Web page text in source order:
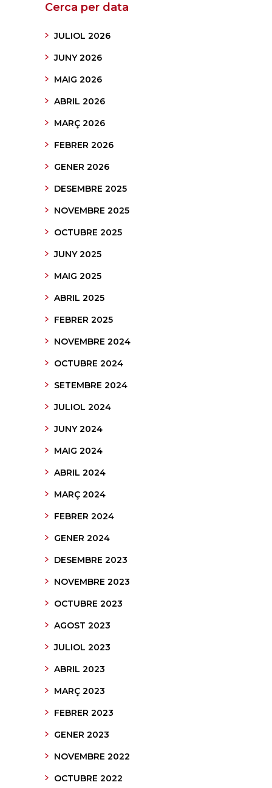
Cerca per data
JULIOL 2026
JUNY 2026
MAIG 2026
ABRIL 2026
MARÇ 2026
FEBRER 2026
GENER 2026
DESEMBRE 2025
NOVEMBRE 2025
OCTUBRE 2025
JUNY 2025
MAIG 2025
ABRIL 2025
FEBRER 2025
NOVEMBRE 2024
OCTUBRE 2024
SETEMBRE 2024
JULIOL 2024
JUNY 2024
MAIG 2024
ABRIL 2024
MARÇ 2024
FEBRER 2024
GENER 2024
DESEMBRE 2023
NOVEMBRE 2023
OCTUBRE 2023
AGOST 2023
JULIOL 2023
ABRIL 2023
MARÇ 2023
FEBRER 2023
GENER 2023
NOVEMBRE 2022
OCTUBRE 2022